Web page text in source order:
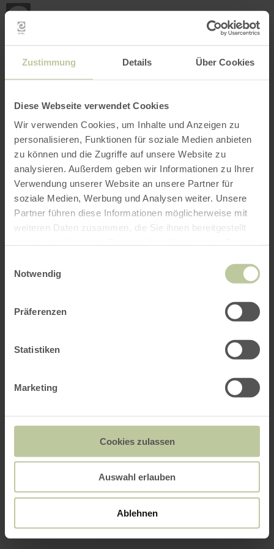
Zustimmung Details Über Cookies
Diese Webseite verwendet Cookies
Wir verwenden Cookies, um Inhalte und Anzeigen zu
personalisieren, Funktionen für soziale Medien anbieten
zu können und die Zugriffe auf unsere Website zu
analysieren. Außerdem geben wir Informationen zu Ihrer
Verwendung unserer Website an unsere Partner für
soziale Medien, Werbung und Analysen weiter. Unsere
Partner führen diese Informationen möglicherweise mit
weiteren Daten zusammen, die Sie ihnen bereitgestellt
Notwendig
Präferenzen
Statistiken
Marketing
Cookies zulassen
Auswahl erlauben
Ablehnen
INTERAKTIVE KARTE
Filter öffnen